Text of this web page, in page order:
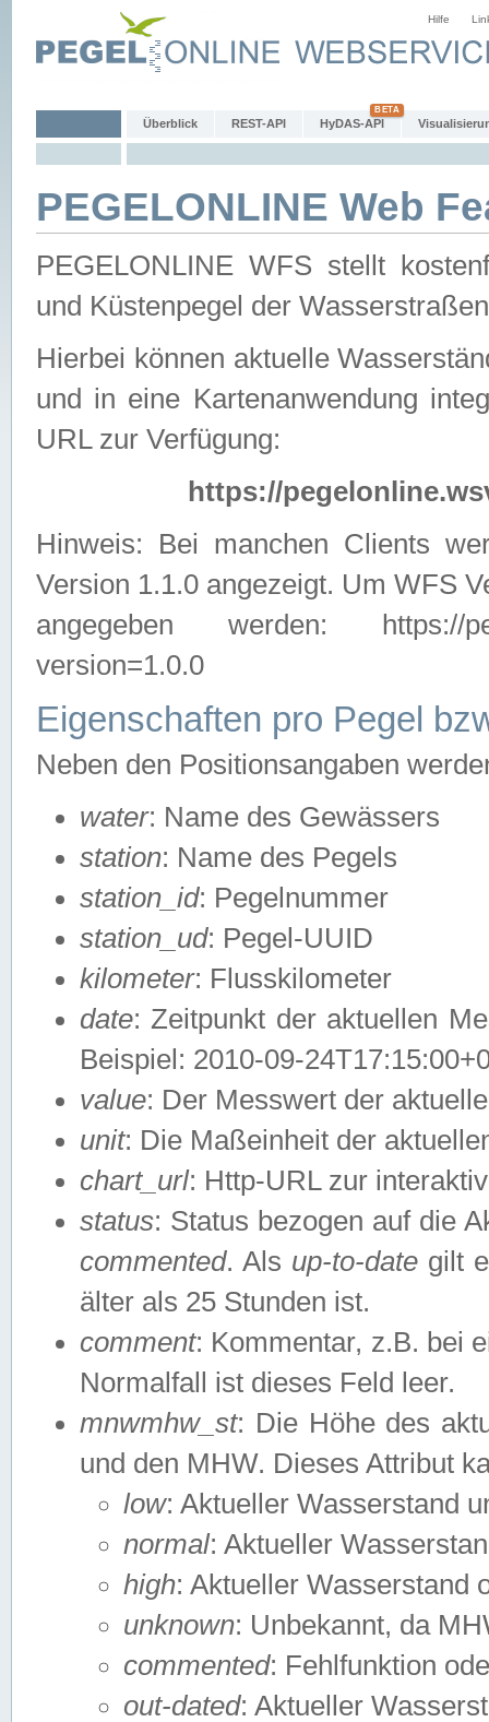
Hilfe
Überblick REST-API HyDAS-API
PEGELONLINE Web
PEGELONLINE WFS stellt
und Küstenpegel der
Hierbei können aktuelle
und in eine Kartenanwendung
URL zur Verfügung:
https://
Hinweis: Bei manchen Clients
Version 1.1.0 angezeigt. Um WFS
angegeben werden: https://
version=1.0.0
Eigenschaften pro Pegel
Neben den Positionsangaben
water: Name des Gewässers
station: Name des Pegels
station_id: Pegelnummer
station_ud: Pegel-UUID
kilometer: Flusskilometer
date: Zeitpunkt der aktuellen
Beispiel: 2010-09-
value: Der Messwert der
unit: Die Maßeinheit der
chart_url: Http-URL zur
status: Status bezogen auf die
commented. Als up-to-date gilt
älter als 25 Stunden ist.
comment: Kommentar, z.B. bei
Normalfall ist dieses Feld leer.
mnwmhw_st: Die Höhe des
und den MHW. Dieses Attribut
low: Aktueller Wasserstand
normal: Aktueller
high: Aktueller Wasserstand
unknown: Unbekannt, da
commented: Fehlfunktion
out-dated: Aktueller